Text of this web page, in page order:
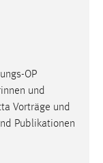
OP
und
Vorträge und
Publikationen